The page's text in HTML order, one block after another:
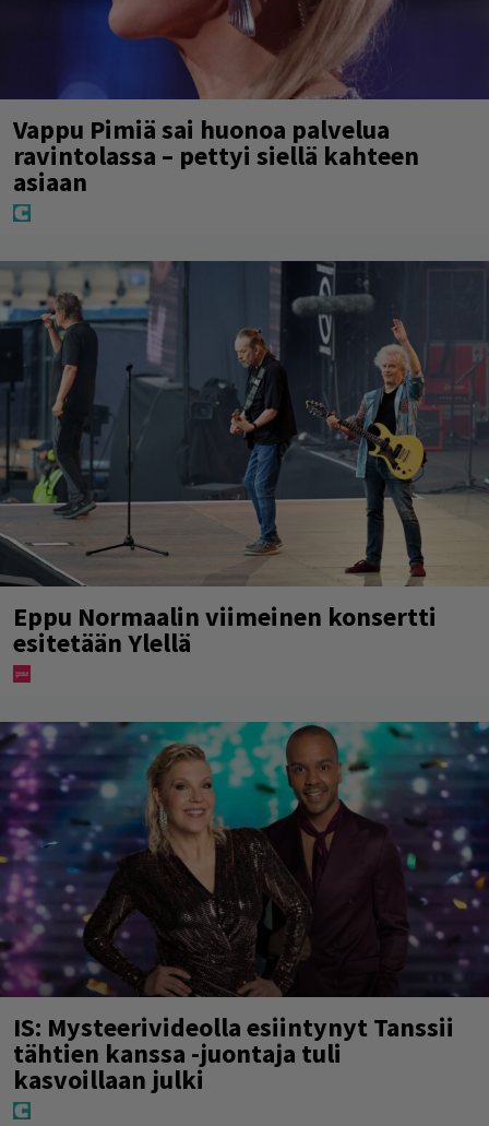
Vappu Pimiä sai huonoa palvelua
ravintolassa – pettyi siellä kahteen
asiaan
Eppu Normaalin viimeinen konsertti
esitetään Ylellä
IS: Mysteerivideolla esiintynyt Tanssii
tähtien kanssa -juontaja tuli
kasvoillaan julki